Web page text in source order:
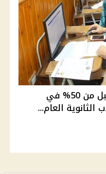
قائمة كليات ومعاهد تقبل من 50% في